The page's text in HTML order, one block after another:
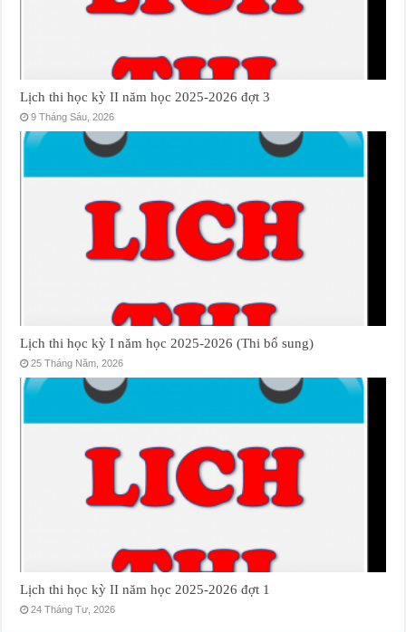
Lịch thi học kỳ II năm học 2025-2026 đợt 3
9 Tháng Sáu, 2026
Lịch thi học kỳ I năm học 2025-2026 (Thi bổ sung)
25 Tháng Năm, 2026
Lịch thi học kỳ II năm học 2025-2026 đợt 1
24 Tháng Tư, 2026